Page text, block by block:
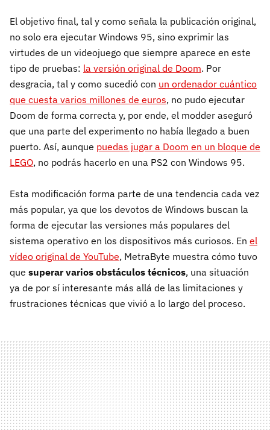
El objetivo final, tal y como señala la publicación original,
no solo era ejecutar Windows 95, sino exprimir las
virtudes de un videojuego que siempre aparece en este
tipo de pruebas: la versión original de Doom. Por
desgracia, tal y como sucedió con un ordenador cuántico
que cuesta varios millones de euros, no pudo ejecutar
Doom de forma correcta y, por ende, el modder aseguró
que una parte del experimento no había llegado a buen
puerto. Así, aunque puedas jugar a Doom en un bloque de
LEGO, no podrás hacerlo en una PS2 con Windows 95.
Esta modificación forma parte de una tendencia cada vez
más popular, ya que los devotos de Windows buscan la
forma de ejecutar las versiones más populares del
sistema operativo en los dispositivos más curiosos. En el
vídeo original de YouTube, MetraByte muestra cómo tuvo
que superar varios obstáculos técnicos, una situación
ya de por sí interesante más allá de las limitaciones y
frustraciones técnicas que vivió a lo largo del proceso.